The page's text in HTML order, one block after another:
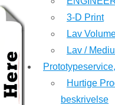
3-D Print
Lav
Lav /
Hurtige
beskrivelse